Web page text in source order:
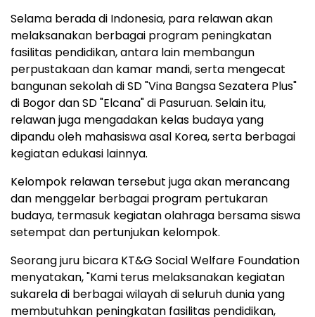
Selama berada di Indonesia, para relawan akan
melaksanakan berbagai program peningkatan
fasilitas pendidikan, antara lain membangun
perpustakaan dan kamar mandi, serta mengecat
bangunan sekolah di SD "Vina Bangsa Sezatera Plus"
di Bogor dan SD "Elcana" di Pasuruan. Selain itu,
relawan juga mengadakan kelas budaya yang
dipandu oleh mahasiswa asal Korea, serta berbagai
kegiatan edukasi lainnya.
Kelompok relawan tersebut juga akan merancang
dan menggelar berbagai program pertukaran
budaya, termasuk kegiatan olahraga bersama siswa
setempat dan pertunjukan kelompok.
Seorang juru bicara KT&G Social Welfare Foundation
menyatakan, "Kami terus melaksanakan kegiatan
sukarela di berbagai wilayah di seluruh dunia yang
membutuhkan peningkatan fasilitas pendidikan,